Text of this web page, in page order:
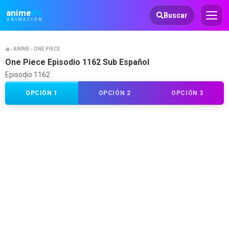
animeflv
ANIMACIÓN
Animeflv Buscar
ANIME ONE PIECE
One Piece Episodio 1162 Sub Español
Episodio 1162
OPCIÓN 1 OPCIÓN 2 OPCIÓN 3